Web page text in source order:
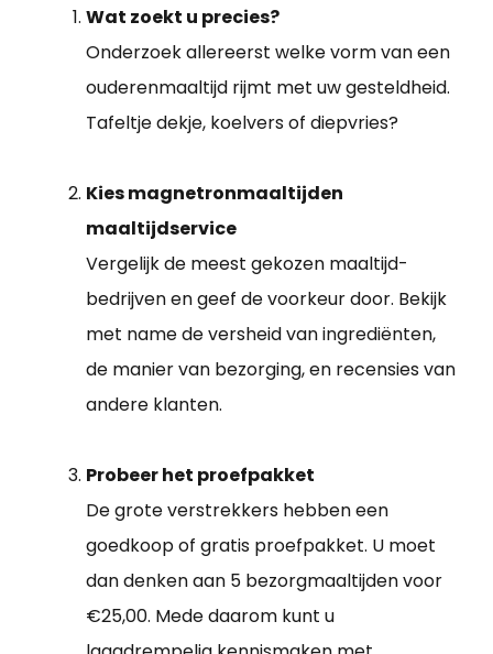
Wat zoekt u precies?
Onderzoek allereerst welke vorm van een
ouderenmaaltijd rijmt met uw gesteldheid.
Tafeltje dekje, koelvers of diepvries?
Kies magnetronmaaltijden
maaltijdservice
Vergelijk de meest gekozen maaltijd-
bedrijven en geef de voorkeur door. Bekijk
met name de versheid van ingrediënten,
de manier van bezorging, en recensies van
andere klanten.
Probeer het proefpakket
De grote verstrekkers hebben een
goedkoop of gratis proefpakket. U moet
dan denken aan 5 bezorgmaaltijden voor
€25,00. Mede daarom kunt u